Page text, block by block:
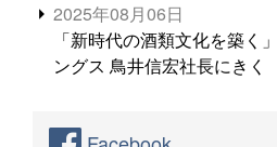
2025年08月06日
「新時代の酒類文化を築く
ングス 鳥井信宏社長にきく